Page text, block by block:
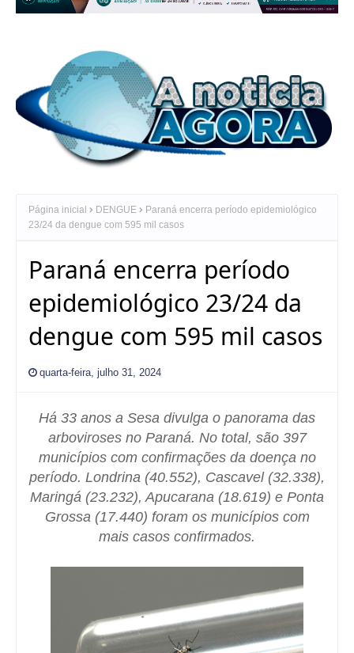
Página inicial DENGUE
Paraná encerra período epidemiológico
23/24 da dengue com 595 mil casos
Paraná encerra período
epidemiológico 23/24 da
dengue com 595 mil casos
quarta-feira, julho 31, 2024
Há 33 anos a Sesa divulga o panorama das
arboviroses no Paraná. No total, são 397
municípios com confirmações da doença no
período. Londrina (40.552), Cascavel (32.338),
Maringá (23.232), Apucarana (18.619) e Ponta
Grossa (17.440) foram os municípios com
mais casos confirmados.